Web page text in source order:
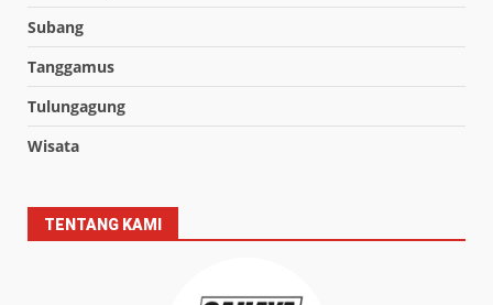
Subang
Tanggamus
Tulungagung
Wisata
TENTANG KAMI